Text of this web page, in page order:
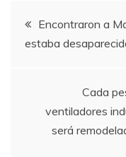
Navegación
de
entradas
Encontraron a
estaba
Cada
ventiladores
será